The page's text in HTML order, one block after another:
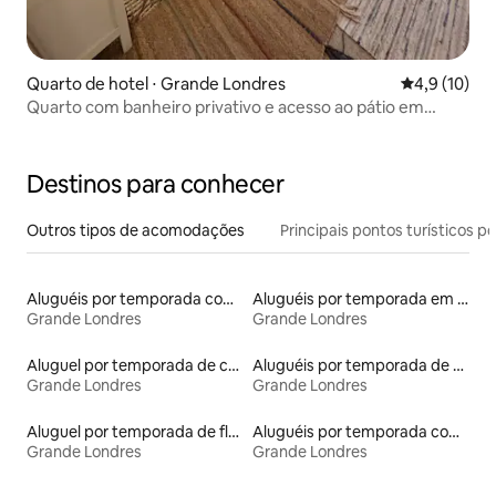
Quarto de hotel ⋅ Grande Londres 4,9 de uma
4,9 (10)
Quarto com banheiro privativo e acesso ao pátio em
Destinos para conhecer
Outros tipos de acomodações Principais pontos turísticos
Aluguéis por temporada com suítes privativas
Grande Londres
Aluguéis por temporada em hotéis-fazenda
Grande Londres
Aluguel por temporada de casas de hóspedes
Grande Londres
Aluguéis por temporada de acomodações de luxo
Grande Londres
Aluguel por temporada de flats
Grande Londres
Aluguéis por temporada com banheira de hidromassagem
Grande Londres